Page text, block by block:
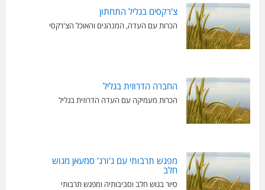
צ'רקסים בגליל התחתון
הכרות עם העדה, המנהגים והאוכל הצ'רקסי
החברה הדרוזית בגליל
הכרות מעמיקה עם העדה הדרוזית בגליל
מפגש תרבותי עם ג'ורג' סמעאן מגוש
חלב
סיור בגוש חלב וסביבותיה ומפגש תרבותי